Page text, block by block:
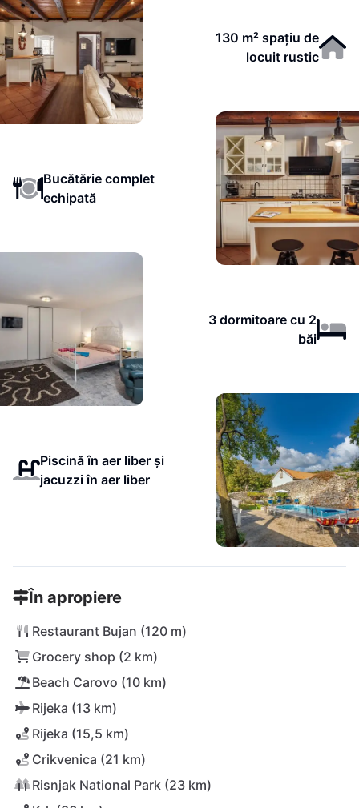
130 m² spațiu de
locuit rustic
Bucătărie complet
echipată
3 dormitoare cu 2
băi
Piscină în aer liber și
jacuzzi în aer liber
În apropiere
Restaurant Bujan (120 m)
Grocery shop (2 km)
Beach Carovo (10 km)
Rijeka (13 km)
Rijeka (15,5 km)
Crikvenica (21 km)
Risnjak National Park (23 km)